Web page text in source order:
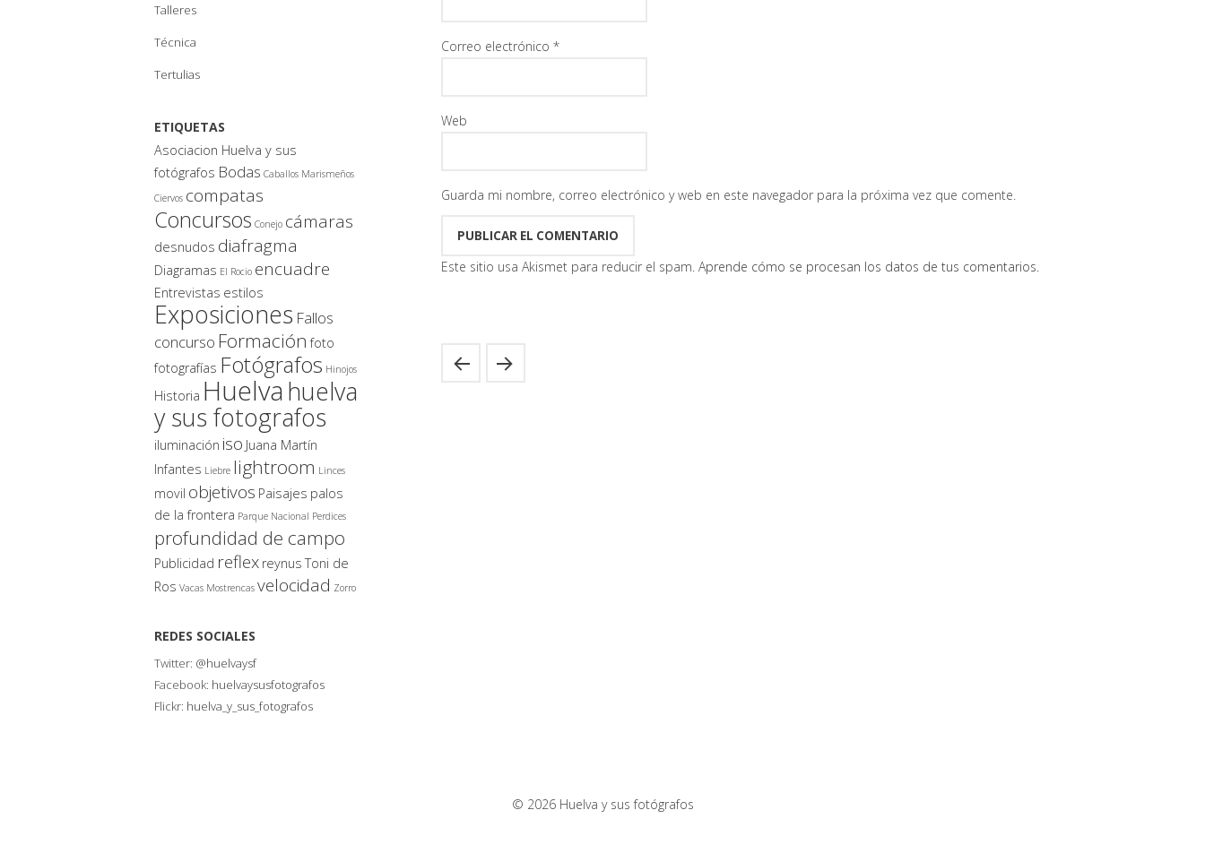
Talleres
Técnica
Tertulias
ETIQUETAS
Asociacion Huelva y sus
fotógrafos Bodas Caballos Marismeños
Ciervos compatas
Concursos Conejo cámaras
desnudos diafragma
Diagramas El Rocio encuadre
Entrevistas estilos
Exposiciones Fallos
concurso Formación foto
fotografías Fotógrafos Hinojos
Historia Huelvahuelva
y sus fotografos
iluminación iso Juana Martín
Infantes Liebre lightroom Linces
movil objetivos Paisajes palos
de la frontera Parque Nacional Perdices
profundidad de campo
Publicidad reflex reynus Toni de
Ros Vacas Mostrencas velocidad Zorro
REDES SOCIALES
Twitter: @huelvaysf
Facebook: huelvaysusfotografos
Flickr: huelva_y_sus_fotografos
Correo electrónico *
Web
Guarda mi nombre, correo electrónico y web en este navegador para la próxima vez que comente.
Este sitio usa Akismet para reducir el spam. Aprende cómo se procesan los datos de tus comentarios.
© 2026 Huelva y sus fotógrafos